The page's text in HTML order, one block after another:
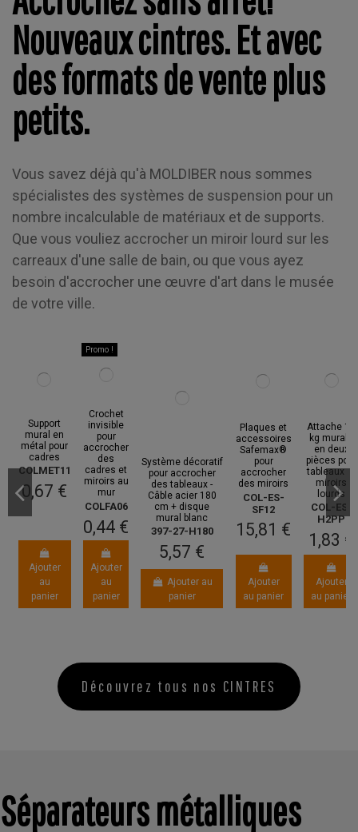
109,50 €
Ajouter
au panier
Ajouter
au panier
140,20 €
Ajouter
au panier
172,85 €
Ajouter
au panier
Nouveaux cintres. Et avec
des formats de vente plus
petits.
Vous savez déjà qu'à MOLDIBER nous sommes
spécialistes des systèmes de suspension pour un
nombre incalculable de matériaux et de supports.
Que vous vouliez accrocher un miroir lourd sur les
carreaux d'une salle de bain, ou que vous ayez
besoin d'accrocher une œuvre d'art dans le musée
de votre ville.
Support
mural en
métal pour
cadres
COLMET11
0,67 €
Ajouter
au
panier
Promo !
Crochet
invisible
pour
accrocher
des
cadres et
miroirs au
mur
COLFA06
0,44 €
Ajouter
au
panier
Système décoratif
pour accrocher
des tableaux -
Câble acier 180
cm + disque
mural blanc
397-27-H180
5,57 €
Ajouter au
panier
Plaques et
accessoires
Safemax®
pour
accrocher
des miroirs
COL-ES-
SF12
15,81 €
Ajouter
au panier
Attache 15
kg murale
en deux
pièces pour
tableaux et
miroirs
lourds
COL-ES-
H2PP
1,83 €
Ajouter
au panier
Kit fixation
4,99 €
Attache
murale en
H2PG
2,10 €
SIGN05-N1-150
(1)
SUP-ANH-
10S-CL
NOTE: Pour ce montant, la date
Découvrez tous nos CINTRES
Séparateurs métalliques